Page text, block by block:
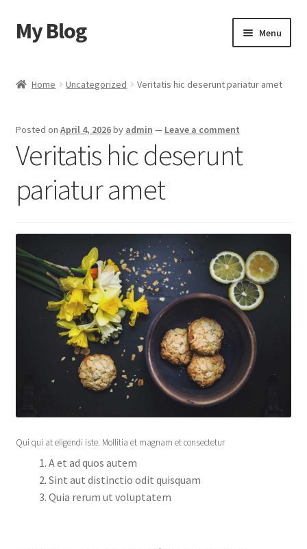
Skip
to
Skip
to
My Blog Menu
Checkout
Shop
Home Uncategorized Veritatis hic deserunt pariatur amet
Posted on April 4, 2026by admin — Leave a comment
Veritatis hic deserunt
pariatur amet
Qui qui at eligendi iste. Mollitia et magnam et consectetur
A et ad quos autem
Sint aut distinctio odit quisquam
Quia rerum ut voluptatem